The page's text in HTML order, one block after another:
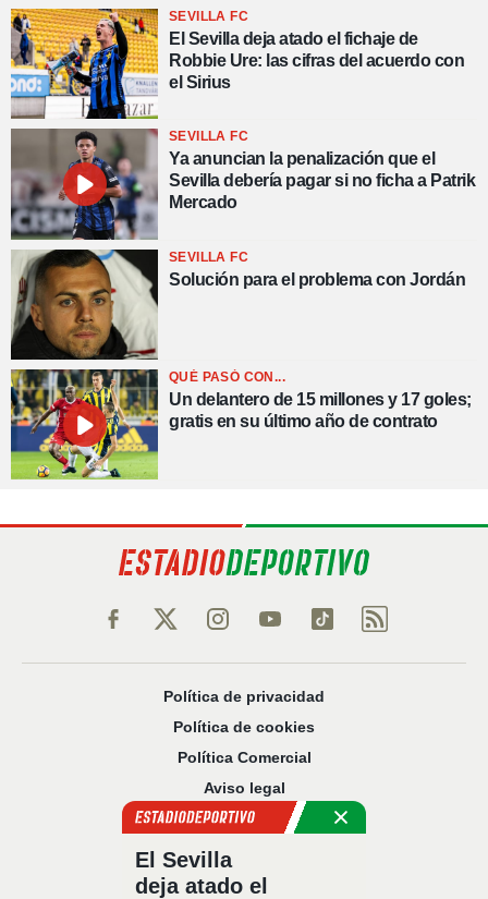
SEVILLA FC
El Sevilla deja atado el fichaje de
Robbie Ure: las cifras del acuerdo con
el Sirius
SEVILLA FC
Ya anuncian la penalización que el
Sevilla debería pagar si no ficha a Patrik
Mercado
SEVILLA FC
Solución para el problema con Jordán
QUÉ PASÓ CON...
Un delantero de 15 millones y 17 goles;
gratis en su último año de contrato
Política de privacidad
Política de cookies
Política Comercial
Aviso legal
Configuración de privacidad
Sobre nosotros
Código Ético
El Sevilla
deja atado el